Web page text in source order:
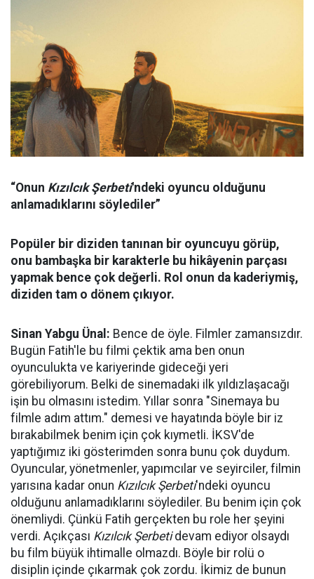
“Onun Kızılcık Şerbeti'ndeki oyuncu olduğunu
anlamadıklarını söylediler”
Popüler bir diziden tanınan bir oyuncuyu görüp,
onu bambaşka bir karakterle bu hikâyenin parçası
yapmak bence çok değerli. Rol onun da kaderiymiş,
diziden tam o dönem çıkıyor.
Sinan Yabgu Ünal: Bence de öyle. Filmler zamansızdır.
Bugün Fatih'le bu filmi çektik ama ben onun
oyunculukta ve kariyerinde gideceği yeri
görebiliyorum. Belki de sinemadaki ilk yıldızlaşacağı
işin bu olmasını istedim. Yıllar sonra "Sinemaya bu
filmle adım attım." demesi ve hayatında böyle bir iz
bırakabilmek benim için çok kıymetli. İKSV'de
yaptığımız iki gösterimden sonra bunu çok duydum.
Oyuncular, yönetmenler, yapımcılar ve seyirciler, filmin
yarısına kadar onun Kızılcık Şerbeti'ndeki oyuncu
olduğunu anlamadıklarını söylediler. Bu benim için çok
önemliydi. Çünkü Fatih gerçekten bu role her şeyini
verdi. Açıkçası Kızılcık Şerbetidevam ediyor olsaydı
bu film büyük ihtimalle olmazdı. Böyle bir rolü o
disiplin içinde çıkarmak çok zordu. İkimiz de bunun